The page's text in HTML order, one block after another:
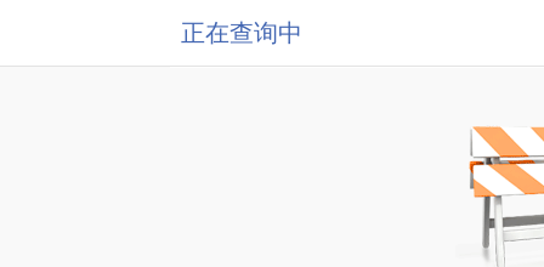
正在查询中